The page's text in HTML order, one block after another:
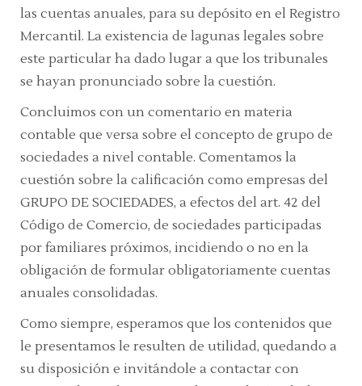
las cuentas anuales, para su depósito en el Registro
Mercantil. La existencia de lagunas legales sobre
este particular ha dado lugar a que los tribunales
se hayan pronunciado sobre la cuestión.
Concluimos con un comentario en materia
contable que versa sobre el concepto de grupo de
sociedades a nivel contable. Comentamos la
cuestión sobre la calificación como empresas del
GRUPO DE SOCIEDADES, a efectos del art. 42 del
Código de Comercio, de sociedades participadas
por familiares próximos, incidiendo o no en la
obligación de formular obligatoriamente cuentas
anuales consolidadas.
Como siempre, esperamos que los contenidos que
le presentamos le resulten de utilidad, quedando a
su disposición e invitándole a contactar con